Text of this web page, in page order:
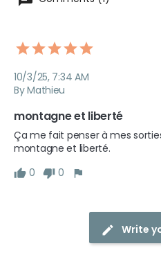
10/3/25, 7:34 AM
By Mathieu
montagne et liberté
Ça me fait penser à mes
montagne et liberté.
0
0
Write